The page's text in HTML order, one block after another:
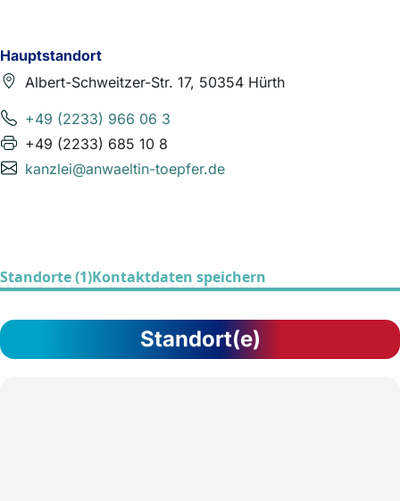
Hauptstandort
Albert-Schweitzer-Str. 17, 50354 Hürth
+49 (2233) 966 06 3
+49 (2233) 685 10 8
kanzlei@anwaeltin-toepfer.de
Standorte (1)Kontaktdaten speichern
Standort(e)